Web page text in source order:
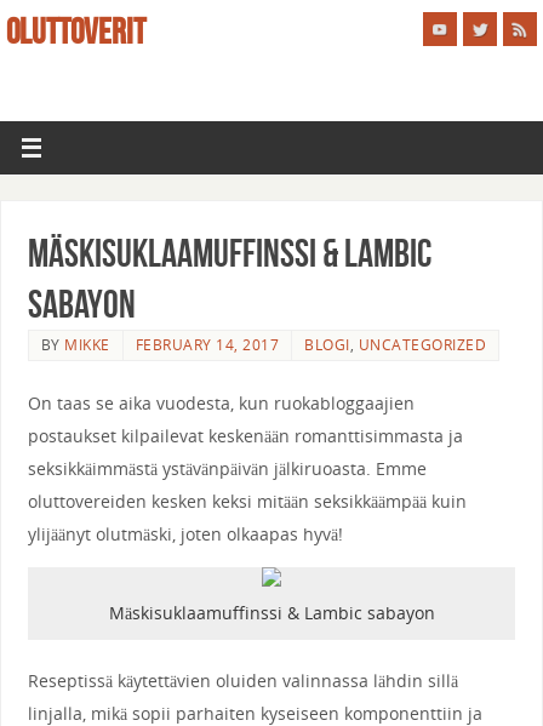
OLUTTOVERIT
Mäskisuklaamuffinssi & Lambic
sabayon
BY MIKKE FEBRUARY 14, 2017 BLOGI, UNCATEGORIZED
On taas se aika vuodesta, kun ruokabloggaajien
postaukset kilpailevat keskenään romanttisimmasta ja
seksikkäimmästä ystävänpäivän jälkiruoasta. Emme
oluttovereiden kesken keksi mitään seksikkäämpää kuin
ylijäänyt olutmäski, joten olkaapas hyvä!
Mäskisuklaamuffinssi & Lambic sabayon
Reseptissä käytettävien oluiden valinnassa lähdin sillä
linjalla, mikä sopii parhaiten kyseiseen komponenttiin ja